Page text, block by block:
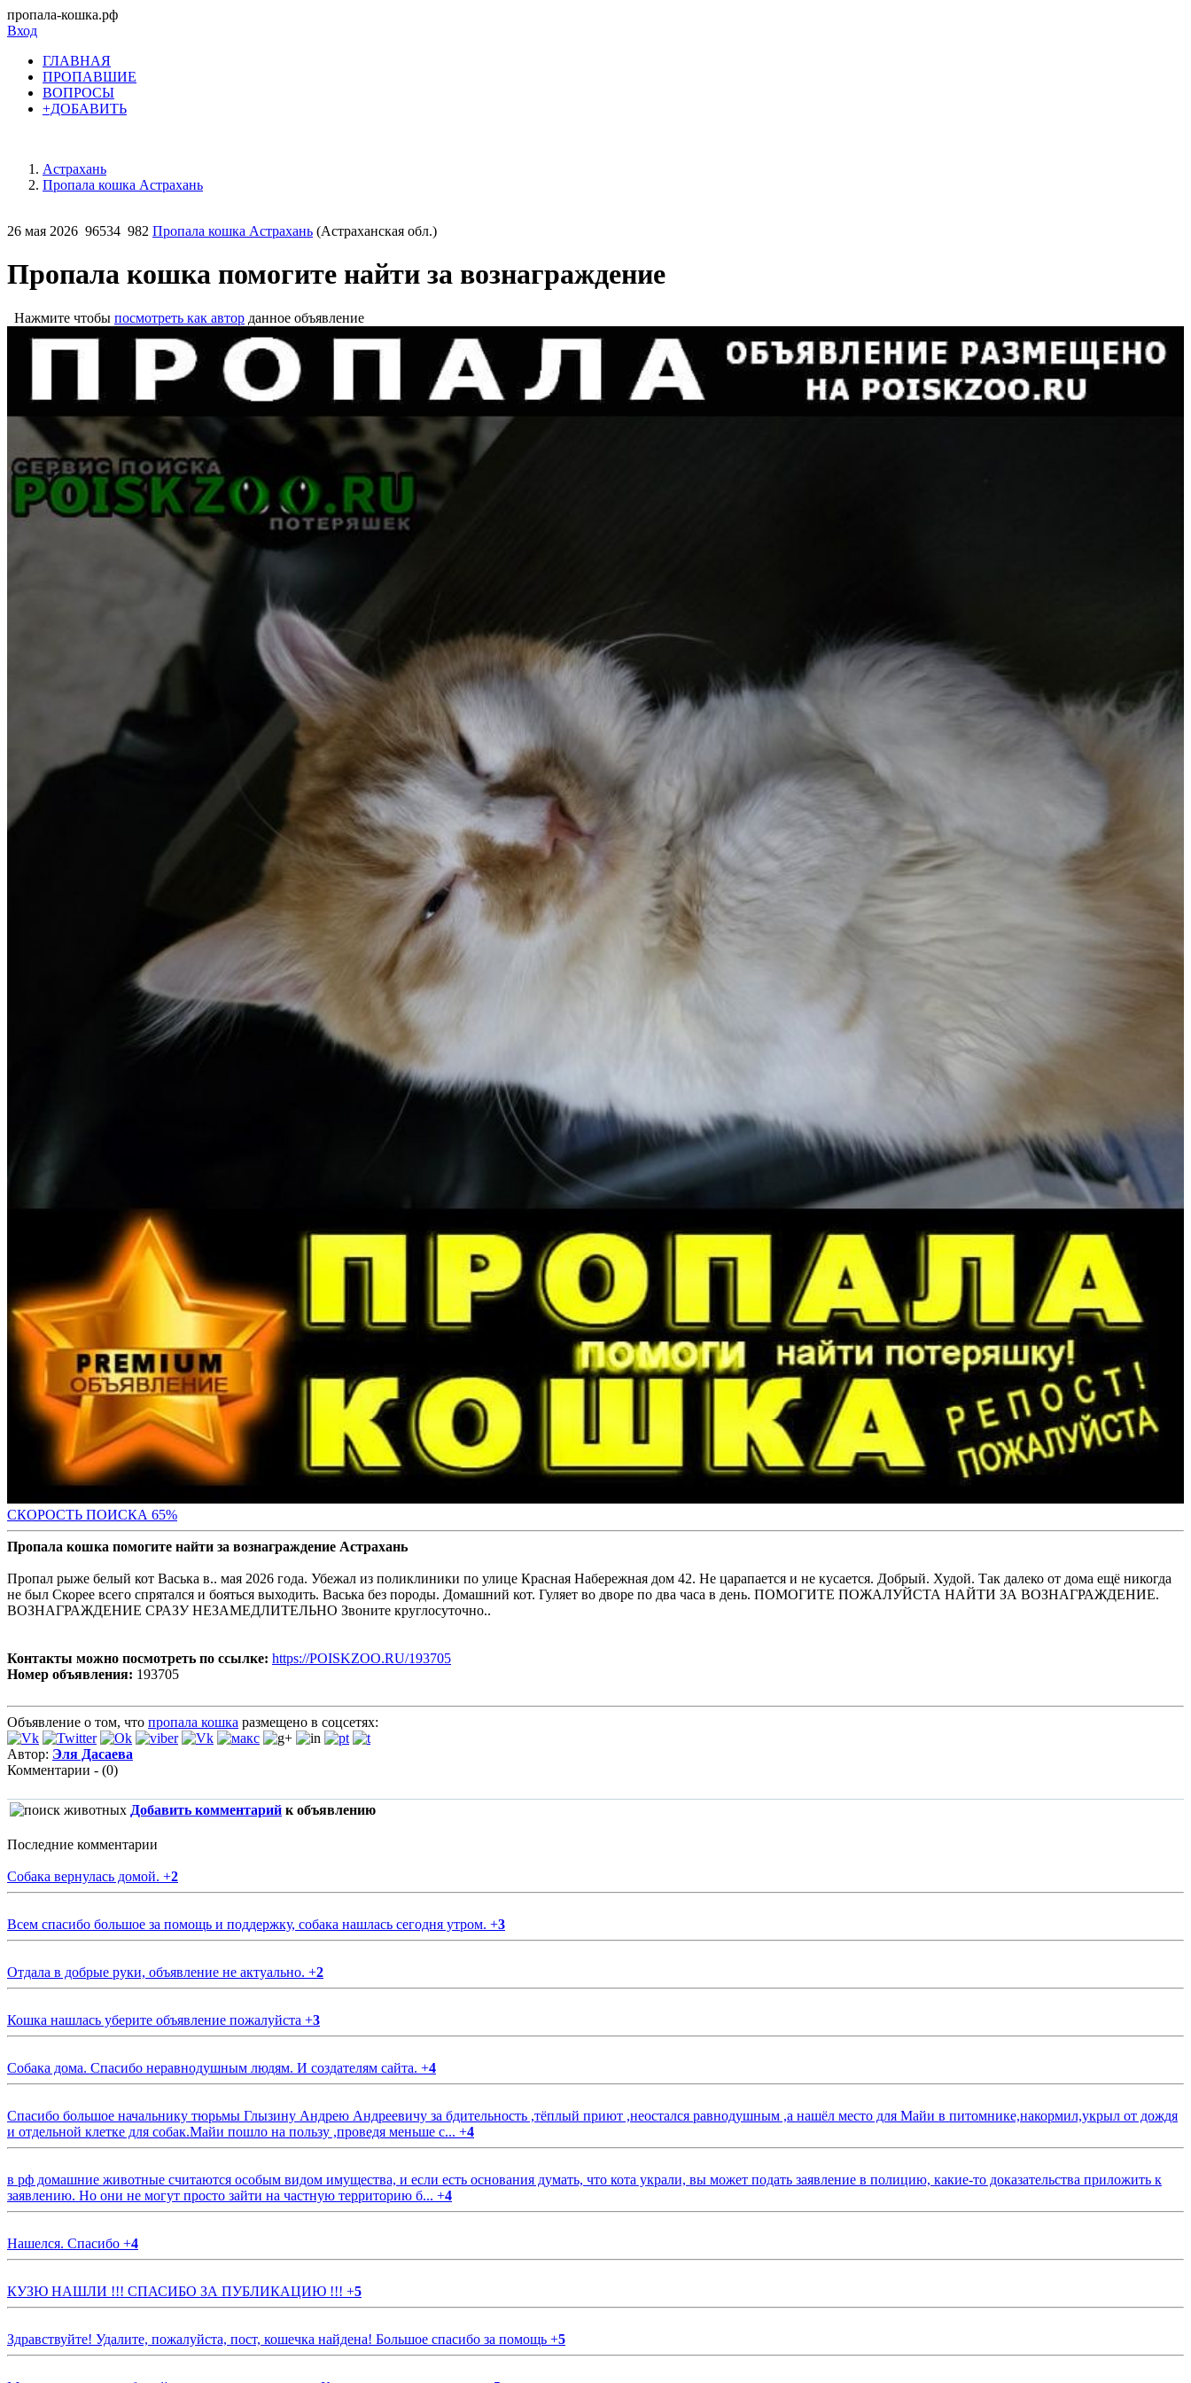
пропала-кошка.рф
Вход
ГЛАВНАЯ
ПРОПАВШИЕ
ВОПРОСЫ
+ДОБАВИТЬ
Астрахань
Пропала кошка Астрахань
26 мая 2026 96534 982 Пропала кошка Астрахань (Астраханская обл.)
Пропала кошка помогите найти за вознаграждение
Нажмите чтобы посмотреть как автор данное объявление
СКОРОСТЬ ПОИСКА 65%
Пропала кошка помогите найти за вознаграждение Астрахань
Пропал рыже белый кот Васька в.. мая 2026 года. Убежал из поликлиники по улице Красная Набережная дом 42. Не царапается и не кусается. Добрый. Худой. Так далеко от дома ещё никогда
не был Скорее всего спрятался и бояться выходить. Васька без породы. Домашний кот. Гуляет во дворе по два часа в день. ПОМОГИТЕ ПОЖАЛУЙСТА НАЙТИ ЗА ВОЗНАГРАЖДЕНИЕ.
ВОЗНАГРАЖДЕНИЕ СРАЗУ НЕЗАМЕДЛИТЕЛЬНО Звоните круглосуточно..
Контакты можно посмотреть по ссылке: https://POISKZOO.RU/193705
Номер объявления: 193705
Объявление о том, что пропала кошка размещено в соцсетях:
Автор: Эля Дасаева
Комментарии - (0)
Добавить комментарий к объявлению
Последние комментарии
Собака вернулась домой. +2
Всем спасибо большое за помощь и поддержку, собака нашлась сегодня утром. +3
Отдала в добрые руки, объявление не актуально. +2
Кошка нашлась уберите объявление пожалуйста +3
Собака дома. Спасибо неравнодушным людям. И создателям сайта. +4
Спасибо большое начальнику тюрьмы Глызину Андрею Андреевичу за бдительность ,тёплый приют ,неостался равнодушным ,а нашёл место для Майи в питомнике,накормил,укрыл от дождя
и отдельной клетке для собак.Майи пошло на пользу ,проведя меньше с... +4
в рф домашние животные считаются особым видом имущества, и если есть основания думать, что кота украли, вы может подать заявление в полицию, какие-то доказательства приложить к
заявлению. Но они не могут просто зайти на частную территорию б... +4
Нашелся. Спасибо +4
КУЗЮ НАШЛИ !!! СПАСИБО ЗА ПУБЛИКАЦИЮ !!! +5
Здравствуйте! Удалите, пожалуйста, пост, кошечка найдена! Большое спасибо за помощь +5